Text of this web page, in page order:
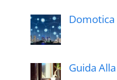
Domotica
Guida